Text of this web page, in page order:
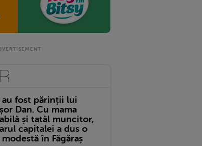
au fost părinții lui
Dan. Cu mama
și tatăl muncitor,
capitalei a dus o
în Făgăraș